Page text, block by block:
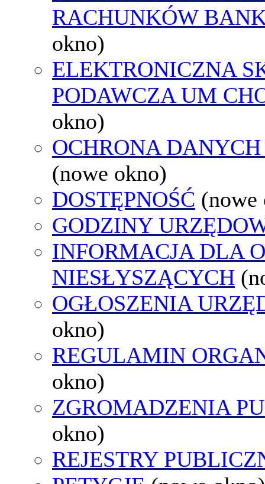
RACHUNKÓW
okno)
ELEKTRONICZNA
PODAWCZA UM
okno)
OCHRONA
(nowe okno)
DOSTĘPNOŚĆ (nowe
GODZINY
INFORMACJA DLA
NIESŁYSZĄCYCH
OGŁOSZENIA
okno)
REGULAMIN
okno)
ZGROMADZENIA
okno)
REJESTRY